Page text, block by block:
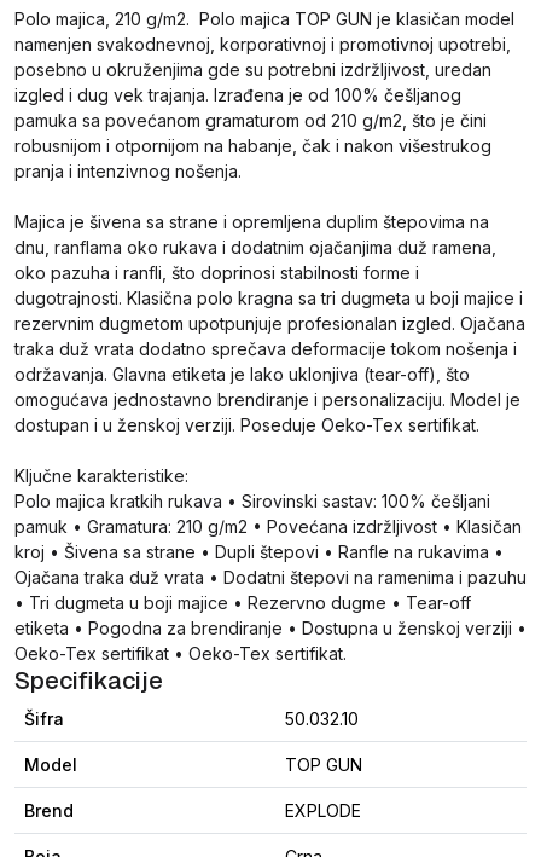
Polo majica, 210 g/m2. Polo majica TOP GUN je klasičan model
namenjen svakodnevnoj, korporativnoj i promotivnoj upotrebi,
posebno u okruženjima gde su potrebni izdržljivost, uredan
izgled i dug vek trajanja. Izrađena je od 100% češljanog
pamuka sa povećanom gramaturom od 210 g/m2, što je čini
robusnijom i otpornijom na habanje, čak i nakon višestrukog
pranja i intenzivnog nošenja.
Majica je šivena sa strane i opremljena duplim štepovima na
dnu, ranflama oko rukava i dodatnim ojačanjima duž ramena,
oko pazuha i ranfli, što doprinosi stabilnosti forme i
dugotrajnosti. Klasična polo kragna sa tri dugmeta u boji majice i
rezervnim dugmetom upotpunjuje profesionalan izgled. Ojačana
traka duž vrata dodatno sprečava deformacije tokom nošenja i
održavanja. Glavna etiketa je lako uklonjiva (tear-off), što
omogućava jednostavno brendiranje i personalizaciju. Model je
dostupan i u ženskoj verziji. Poseduje Oeko-Tex sertifikat.
Ključne karakteristike:
Polo majica kratkih rukava • Sirovinski sastav: 100% češljani
pamuk • Gramatura: 210 g/m2 • Povećana izdržljivost • Klasičan
kroj • Šivena sa strane • Dupli štepovi • Ranfle na rukavima •
Ojačana traka duž vrata • Dodatni štepovi na ramenima i pazuhu
• Tri dugmeta u boji majice • Rezervno dugme • Tear-off
etiketa • Pogodna za brendiranje • Dostupna u ženskoj verziji •
Oeko-Tex sertifikat • Oeko-Tex sertifikat.
Specifikacije
Šifra 50.032.10
Model TOP GUN
Brend EXPLODE